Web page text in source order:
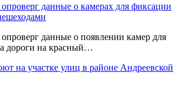
данные о камерах для фиксации
данные о появлении камер для
дороги на красный…
на участке улиц в районе Андреевской